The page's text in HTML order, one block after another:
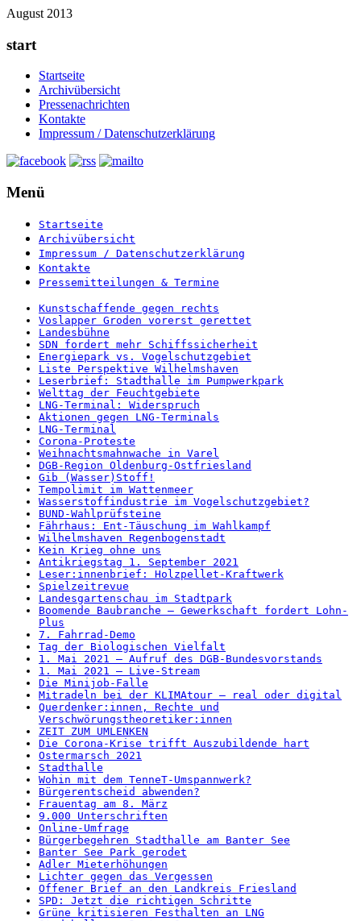
August 2013
start
Startseite
Archivübersicht
Pressenachrichten
Kontakte
Impressum / Datenschutzerklärung
Menü
Startseite
Archivübersicht
Impressum / Datenschutzerklärung
Kontakte
Pressemitteilungen & Termine
Kunstschaffende gegen rechts
Voslapper Groden vorerst gerettet
Landesbühne
SDN fordert mehr Schiffssicherheit
Energiepark vs. Vogelschutzgebiet
Liste Perspektive Wilhelmshaven
Leserbrief: Stadthalle im Pumpwerkpark
Welttag der Feuchtgebiete
LNG-Terminal: Widerspruch
Aktionen gegen LNG-Terminals
LNG-Terminal
Corona-Proteste
Weihnachtsmahnwache in Varel
DGB-Region Oldenburg-Ostfriesland
Gib (Wasser)Stoff!
Tempolimit im Wattenmeer
Wasserstoffindustrie im Vogelschutzgebiet?
BUND-Wahlprüfsteine
Fährhaus: Ent-Täuschung im Wahlkampf
Wilhelmshaven Regenbogenstadt
Kein Krieg ohne uns
Antikriegstag 1. September 2021
Leser:innenbrief: Holzpellet-Kraftwerk
Spielzeitrevue
Landesgartenschau im Stadtpark
Boomende Baubranche – Gewerkschaft fordert Lohn-
Plus
7. Fahrrad-Demo
Tag der Biologischen Vielfalt
1. Mai 2021 – Aufruf des DGB-Bundesvorstands
1. Mai 2021 – Live-Stream
Die Minijob-Falle
Mitradeln bei der KLIMAtour – real oder digital
Querdenker:innen, Rechte und
Verschwörungstheoretiker:innen
ZEIT ZUM UMLENKEN
Die Corona-Krise trifft Auszubildende hart
Ostermarsch 2021
Stadthalle
Wohin mit dem TenneT-Umspannwerk?
Bürgerentscheid abwenden?
Frauentag am 8. März
9.000 Unterschriften
Online-Umfrage
Bürgerbegehren Stadthalle am Banter See
Banter See Park gerodet
Adler Mieterhöhungen
Lichter gegen das Vergessen
Offener Brief an den Landkreis Friesland
SPD: Jetzt die richtigen Schritte
Grüne kritisieren Festhalten an LNG